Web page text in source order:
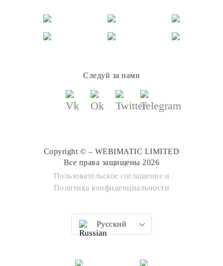
Следуй за нами
Copyright © – WEBIMATIC LIMITED
Все права защищены 2026
Пользовательское соглашение и
Политика конфиденциальности
Русский